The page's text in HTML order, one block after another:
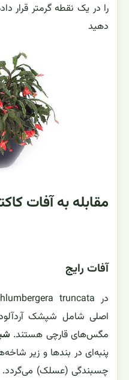
را در یک نقطه گرمتر قرار
دهید
مقابله به آفات
آفات رایج
اصلی شامل شپشک
مگس‌های قارچی هستند.
پنبه‌ای در بندها و زیر
چسبندگی (عسلک) می‌گردد.